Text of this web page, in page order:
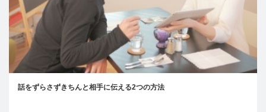
話をずらさずきちんと相手に伝える2つの方法